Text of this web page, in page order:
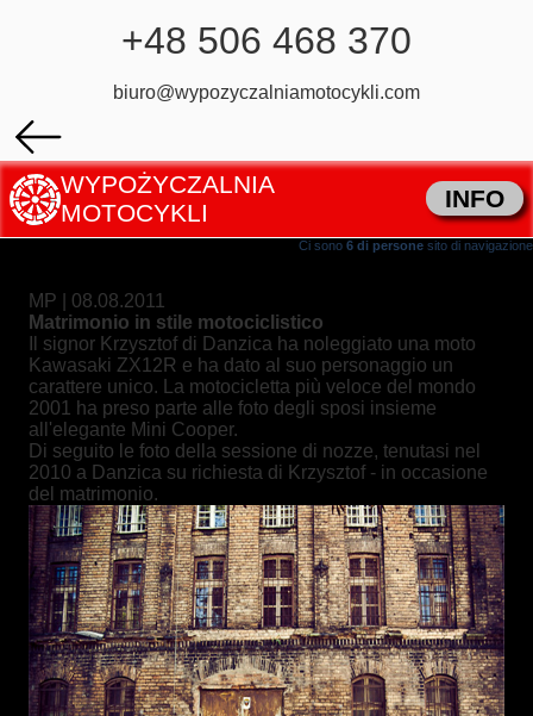
+48 506 468 370
biuro@wypozyczalniamotocykli.com
WYPOŻYCZALNIA
MOTOCYKLI
INFO
Ci sono 6 di persone sito di navigazione
MP | 08.08.2011
Matrimonio in stile motociclistico
Il signor Krzysztof di Danzica ha noleggiato una moto
Kawasaki ZX12R e ha dato al suo personaggio un
carattere unico. La motocicletta più veloce del mondo
2001 ha preso parte alle foto degli sposi insieme
all'elegante Mini Cooper.
Di seguito le foto della sessione di nozze, tenutasi nel
2010 a Danzica su richiesta di Krzysztof - in occasione
del matrimonio.